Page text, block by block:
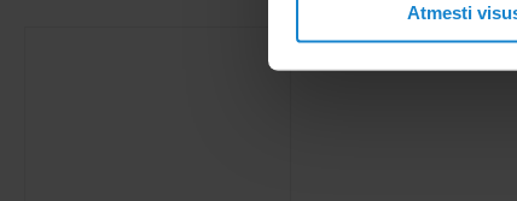
Atmesti